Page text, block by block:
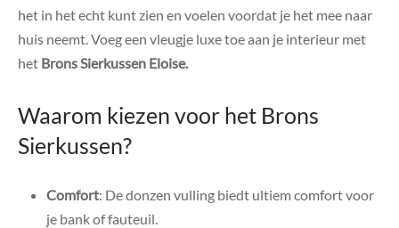
het in het echt kunt zien en voelen voordat je het mee naar
huis neemt. Voeg een vleugje luxe toe aan je interieur met
het Brons Sierkussen Eloise.
Waarom kiezen voor het Brons
Sierkussen?
Comfort: De donzen vulling biedt ultiem comfort voor
je bank of fauteuil.